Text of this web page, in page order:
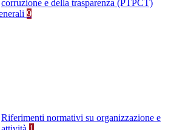
corruzione e della trasparenza (PTPCT)
9
Riferimenti normativi su organizzazione e